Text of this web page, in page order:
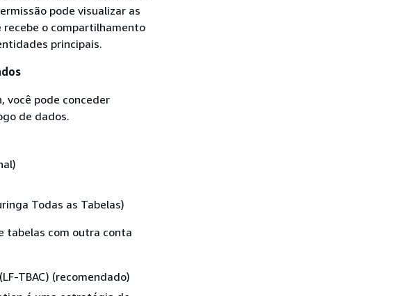
pode visualizar as
o compartilhamento
principais.
você pode conceder
de dados.
Todas as Tabelas)
tabelas com outra conta
TBAC) (recomendado)